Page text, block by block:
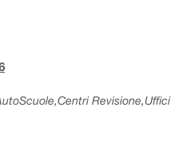
Revisione,Uffici